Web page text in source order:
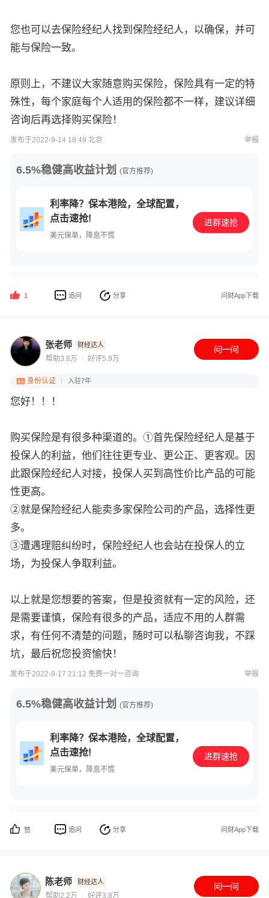
您也可以去保险经纪人找到保险经纪人，以确保，并可
能与保险一致。
原则上，不建议大家随意购买保险，保险具有一定的特
殊性，每个家庭每个人适用的保险都不一样，建议详细
咨询后再选择购买保险！
发布于2022-9-14 18:49 北京 举报
6.5%稳健高收益计划 (官方推荐)
利率降？保本港险，全球配置，
点击速抢!
美元保单，降息不慌
进群速抢
1 追问 分享 问财App下载
张老师 财经达人
帮助3.8万 好评5.9万
身份认证 入驻7年
您好！！！
购买保险是有很多种渠道的。①首先保险经纪人是基于
投保人的利益，他们往往更专业、更公正、更客观。因
此跟保险经纪人对接，投保人买到高性价比产品的可能
性更高。
②就是保险经纪人能卖多家保险公司的产品，选择性更
多。
③遭遇理赔纠纷时，保险经纪人也会站在投保人的立
场，为投保人争取利益。
以上就是您想要的答案，但是投资就有一定的风险，还
是需要谨慎，保险有很多的产品，适应不用的人群需
求，有任何不清楚的问题，随时可以私聊咨询我，不踩
坑，最后祝您投资愉快！
发布于2022-9-17 21:12 免费一对一咨询 举报
6.5%稳健高收益计划 (官方推荐)
利率降？保本港险，全球配置，
点击速抢!
美元保单，降息不慌
进群速抢
赞 追问 分享 问财App下载
陈老师 财经达人
帮助2.2万 好评3.8万